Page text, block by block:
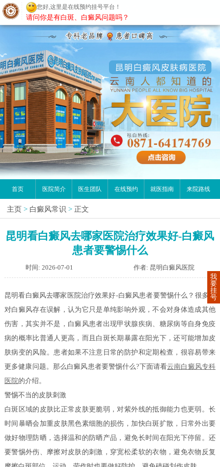
昆明白癜风医院
首页 医院简介 医生团队 在线预约 就医指南 来院路线
主页 > 白癜风常识 > 正文
昆明看白癜风去哪家医院治疗效果好-白癜风
患者要警惕什么
时间: 2026-07-01 作者: 昆明白癜风医院
昆明看白癜风去哪家医院治疗效果好-白癜风患者要警惕什么？很多人
对白癜风存在误解，认为它只是单纯影响外观，不会对身体造成其他
伤害，其实并不是，白癜风患者出现甲状腺疾病、糖尿病等自身免疫
病的概率比普通人更高，而且白斑长期暴露在阳光下，还可能增加皮
肤病变的风险。患者如果不注意日常的防护和定期检查，很容易带来
更多健康问题。那么白癜风患者要警惕什么?下面请看云南白癜风专科
医院的介绍。
警惕不当的皮肤刺激
白斑区域的皮肤比正常皮肤更脆弱，对紫外线的抵御能力也更弱。长
时间暴晒会加重皮肤黑色素细胞的损伤，加快白斑扩散，日常外出要
做好物理防晒，选择温和的防晒产品，避免长时间在阳光下停留。还
要警惕外伤、摩擦对皮肤的刺激，穿宽松柔软的衣物，避免衣物反复
我
要
挂
号
请问你是有白斑、白癜风问题吗？